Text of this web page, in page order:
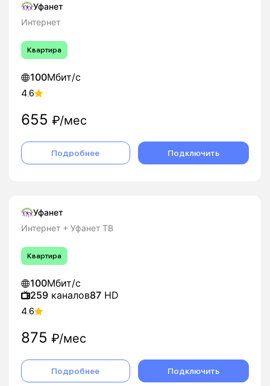
Уфанет
Интернет
Квартира
100Мбит/с
4.6
655 ₽/мес
Подробнее Подключить
Уфанет
Интернет + Уфанет ТВ
Квартира
100Мбит/с
259 каналов87 HD
4.6
875 ₽/мес
Подробнее Подключить